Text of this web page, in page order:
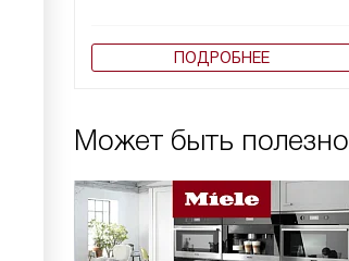
ПОДРОБНЕЕ
Может быть полезно